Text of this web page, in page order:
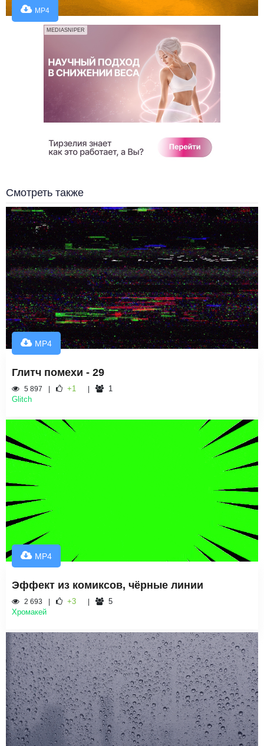
MP4
MEDIASNIPER
Смотреть также
MP4
Глитч помехи - 29
5 897 +1
1
Glitch
MP4
Эффект из комиксов, чёрные линии
2 693 +3
5
Хромакей